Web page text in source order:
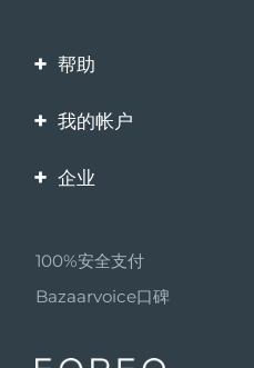
帮助
联系我们
保修与退换货
我的帐户
产品注册
企业
伙伴计划
联盟新闻
100%安全支付
Bazaarvoice口碑